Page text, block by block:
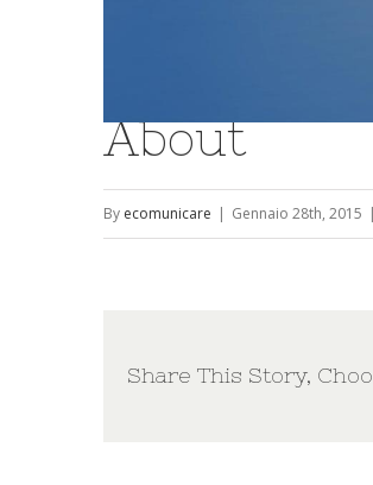
About
By ecomunicare | Gennaio 28th, 2015 |
Share This Story,